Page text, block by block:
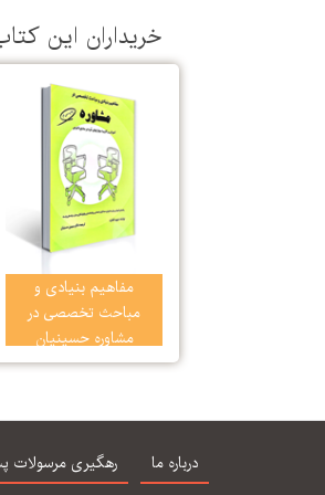
خریداران این
مفاهیم بنیادی و
مباحث تخصصی در
مشاوره حسینیان
درباره ما رهگیری مرسولات